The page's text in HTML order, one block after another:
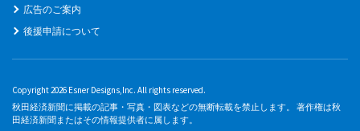
広告のご案内
後援申請について
Copyright 2026 Esner Designs,Inc. All rights reserved.
秋田経済新聞に掲載の記事・写真・図表などの無断転載を禁止します。 著作権は秋
田経済新聞またはその情報提供者に属します。